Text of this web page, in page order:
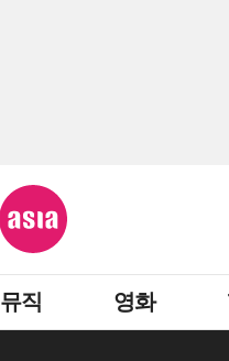
뮤직 영화